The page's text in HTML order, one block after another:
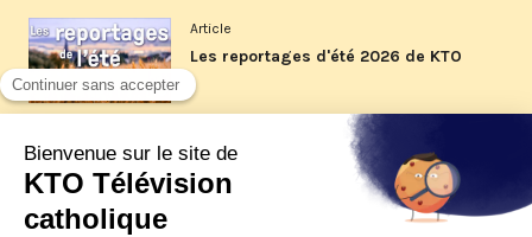
Article
Les reportages d'été 2026 de KTO
La visite pastorale du pape Léon
XIV à Assise à suivre sur KTO le
jeudi 6 août